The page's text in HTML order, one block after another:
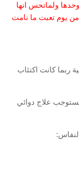
ولماتحس انها
يوم تعبت ما نامت
ربما كانت اكتئاب
علاج دوائي